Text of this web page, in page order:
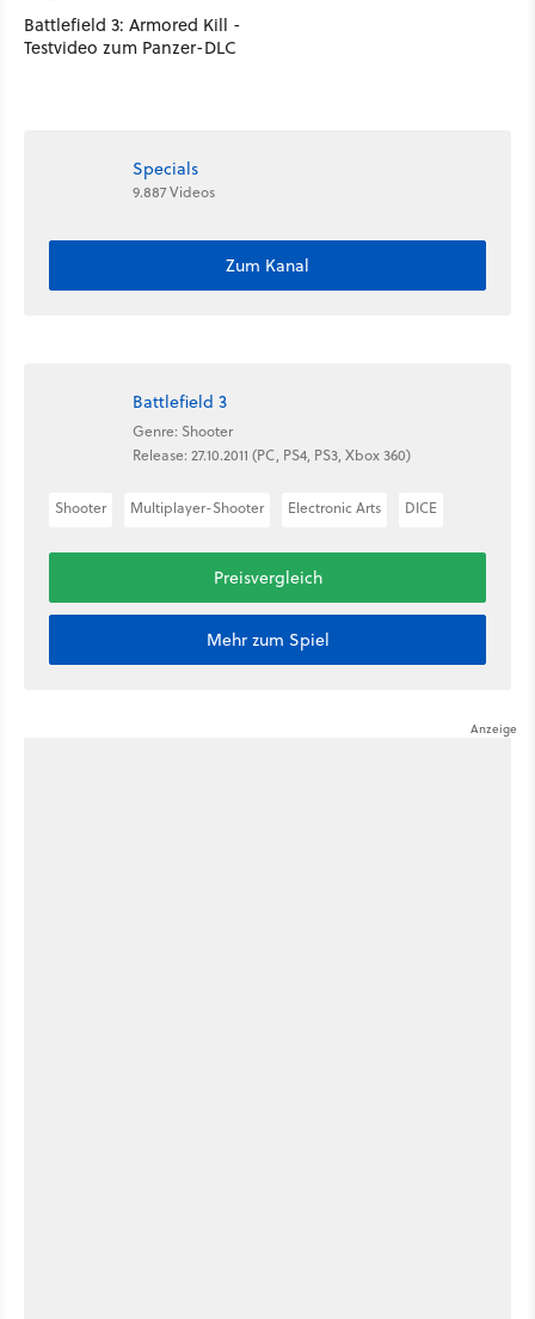
Battlefield 3: Armored Kill -
Testvideo zum Panzer-DLC
Specials
9.887 Videos
Zum Kanal
Battlefield 3
Genre: Shooter
Release: 27.10.2011 (PC, PS4, PS3, Xbox 360)
Shooter Multiplayer-Shooter Electronic Arts DICE
Preisvergleich
Mehr zum Spiel